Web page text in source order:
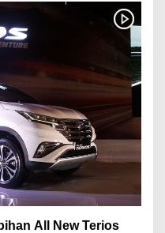
All New Terios